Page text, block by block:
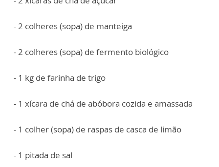
- 2 colheres (sopa) de manteiga
- 2 colheres (sopa) de fermento biológico
- 1 kg de farinha de trigo
- 1 xícara de chá de abóbora cozida e amassada
- 1 colher (sopa) de raspas de casca de limão
- 1 pitada de sal